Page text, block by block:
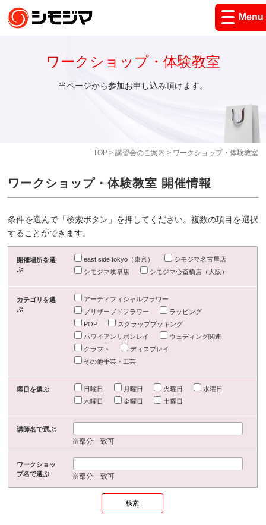
Menu
TOP> 講習会のご案内 > ワークショップ・体験教室
ワークショップ・体験教室
当ページから参加お申し込み頂けます。
ワークショップ・体験教室 開催情報
条件を選んで「検索ボタン」を押してください。複数の項目を選択
することができます。
開催場所を選
ぶ
east side tokyo（東京）
シモジマ名古屋店
シモジマ岐阜店
シモジマ心斎橋店（大阪）
カテゴリを選
ぶ
アーティフィシャルフラワー
プリザーブドフラワー
ラッピング
POP
スクラップブッキング
ハワイアンリボンレイ
ウェディング関連
クラフト
ディスプレイ
その他手芸・工芸
曜日を選ぶ 日曜日 月曜日 火曜日
水曜日
木曜日
金曜日 土曜日
講師名で選ぶ
※部分一致可
ワークショッ
プ名で選ぶ
※部分一致可